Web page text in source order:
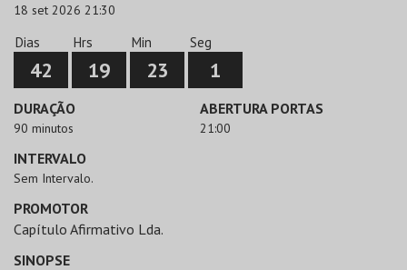
18 set 2026 21:30
Dias
42
Hrs
19
Min
23
Seg
1
DURAÇÃO
90 minutos
ABERTURA PORTAS
21:00
INTERVALO
Sem Intervalo.
PROMOTOR
Capítulo Afirmativo Lda.
SINOPSE